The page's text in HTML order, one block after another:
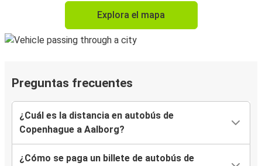
Explora el mapa
Preguntas frecuentes
¿Cuál es la distancia en autobús de
Copenhague a Aalborg?
¿Cómo se paga un billete de autobús de